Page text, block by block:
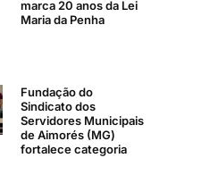
marca 20 anos da Lei
Maria da Penha
Fundação do
Sindicato dos
Servidores Municipais
de Aimorés (MG)
fortalece categoria